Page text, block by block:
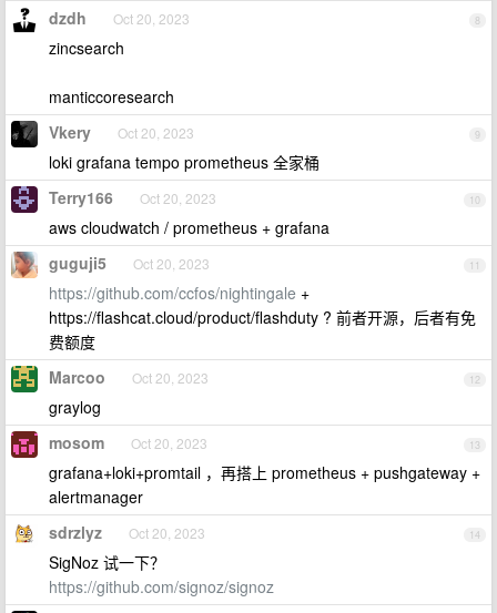
8
dzdh Oct 20, 2023
zincsearch
manticcoresearch
9
Vkery Oct 20, 2023
loki grafana tempo prometheus 全家桶
10
Terry166 Oct 20, 2023
aws cloudwatch / prometheus + grafana
11
guguji5 Oct 20, 2023
https://github.com/ccfos/nightingale +
https://flashcat.cloud/product/flashduty ? 前者开源，后者有免
费额度
12
Marcoo Oct 20, 2023
graylog
13
mosom Oct 20, 2023
grafana+loki+promtail ，再搭上 prometheus + pushgateway +
alertmanager
14
sdrzlyz Oct 20, 2023
SigNoz 试一下？
https://github.com/signoz/signoz